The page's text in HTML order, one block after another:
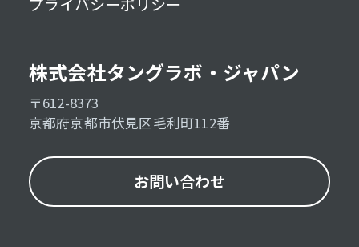
株式会社タングラボ・ジャパン
〒612-8373
京都府京都市伏見区毛利町112番
お問い合わせ